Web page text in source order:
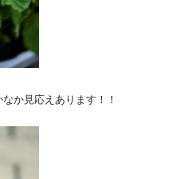
か見応えあります！！